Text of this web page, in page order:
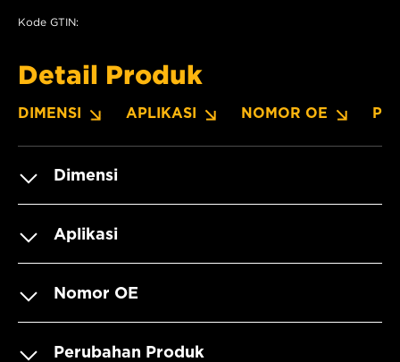
Kode GTIN:
Detail Produk
DIMENSI APLIKASI NOMOR OE
Dimensi
Aplikasi
Nomor OE
Perubahan Produk